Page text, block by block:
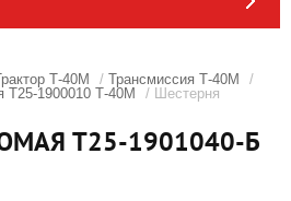
Т-40М / Трансмиссия Т-40М
/
Т25-1900010 Т-40М
/ Шестерня
Т25-1901040-Б